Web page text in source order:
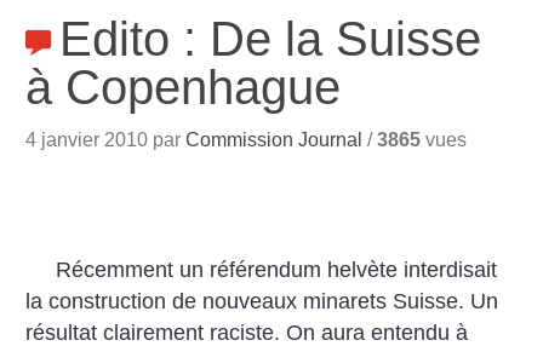
Edito : De la Suisse
à Copenhague
4 janvier 2010 parCommission Journal /3865 vues
Récemment un référendum helvète interdisait
la construction de nouveaux minarets Suisse. Un
résultat clairement raciste. On aura entendu à